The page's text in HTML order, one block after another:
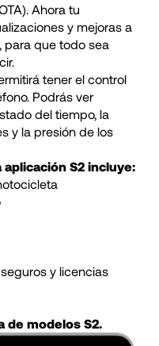
Ahora tu
y mejoras a
para que todo sea
tener el control
Podrás ver
del tiempo, la
y la presión de los
S2 incluye:
y licencias
de modelos S2.